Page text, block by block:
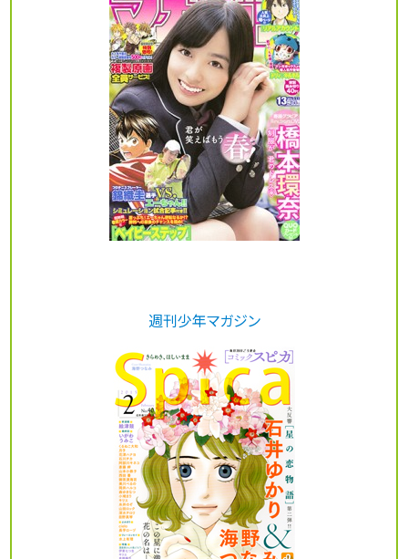
週刊少年マガジン